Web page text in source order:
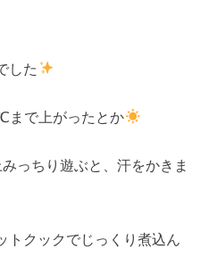
した
まで上がったとか
っちり遊ぶと、汗をかきま
トクックでじっくり煮込ん